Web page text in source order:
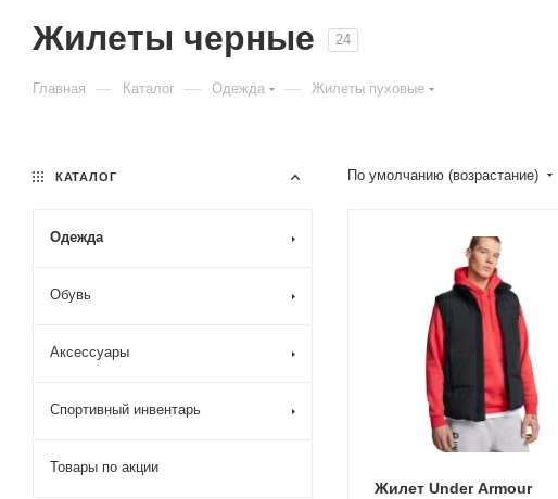
Жилеты черные 24
Главная — Каталог — Одежда — Жилеты пуховые
По умолчанию (возрастание)
Жилет Under Armour
КАТАЛОГ
Одежда
Обувь
Аксессуары
Спортивный инвентарь
Товары по акции